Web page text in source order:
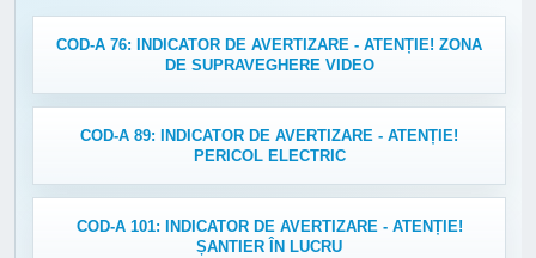
COD-A 76: INDICATOR DE AVERTIZARE - ATENȚIE! ZONA
DE SUPRAVEGHERE VIDEO
COD-A 89: INDICATOR DE AVERTIZARE - ATENȚIE!
PERICOL ELECTRIC
COD-A 101: INDICATOR DE AVERTIZARE - ATENȚIE!
ȘANTIER ÎN LUCRU